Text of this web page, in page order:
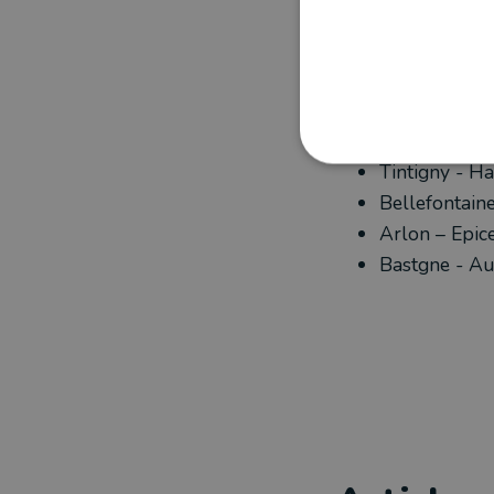
réseau de
Le prix : 55€ la
Tintigny -
Arlon –
Bastgne -